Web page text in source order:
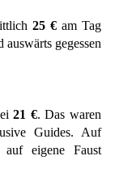
25 € am Tag
gegessen
21 €. Das waren
Guides. Auf
auf eigene Faust